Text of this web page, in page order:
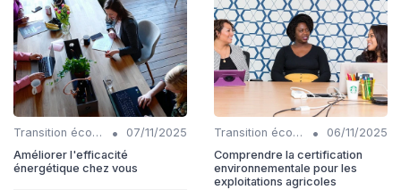
Transition écologique •
07/11/2025
Améliorer l'efficacité
énergétique chez vous
Transition écologique •
06/11/2025
Comprendre la certification
environnementale pour les
exploitations agricoles